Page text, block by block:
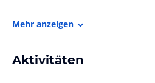
Mehr anzeigen
Aktivitäten